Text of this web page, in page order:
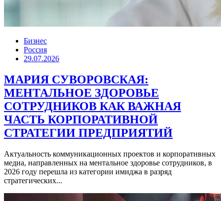
Бизнес
Россия
29.07.2026
МАРИЯ СУВОРОВСКАЯ:
МЕНТАЛЬНОЕ ЗДОРОВЬЕ
СОТРУДНИКОВ КАК ВАЖНАЯ
ЧАСТЬ КОРПОРАТИВНОЙ
СТРАТЕГИИ ПРЕДПРИЯТИЙ
Актуальность коммуникационных проектов и корпоративных
медиа, направленных на ментальное здоровье сотрудников, в
2026 году перешла из категории имиджа в разряд
стратегических...